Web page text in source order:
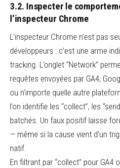
3.2. Inspecter le
l’inspecteur Chrome
L’inspecteur Chrome n’est pas
développeurs : c’est une arme
tracking. L’onglet “Network”
requêtes envoyées par GA4,
ou n’importe quelle autre
l’on identifie les “collect”, les
batchés. Un faux positif laisse
— même si la cause vient d’un
natif.
En filtrant par “collect” pour GA4